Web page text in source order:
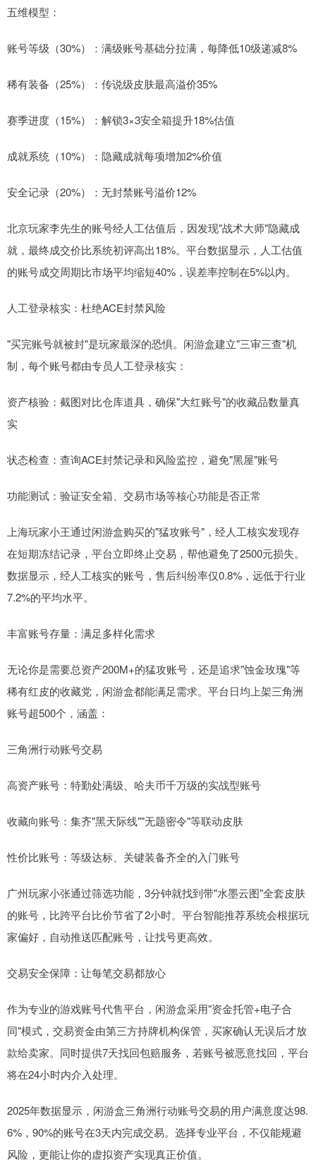
五维模型：
账号等级（30%）：满级账号基础分拉满，每降低10级递减8%
稀有装备（25%）：传说级皮肤最高溢价35%
赛季进度（15%）：解锁3×3安全箱提升18%估值
成就系统（10%）：隐藏成就每项增加2%价值
安全记录（20%）：无封禁账号溢价12%
北京玩家李先生的账号经人工估值后，因发现"战术大师"隐藏成
就，最终成交价比系统初评高出18%。平台数据显示，人工估值
的账号成交周期比市场平均缩短40%，误差率控制在5%以内。
人工登录核实：杜绝ACE封禁风险
"买完账号就被封"是玩家最深的恐惧。闲游盒建立"三审三查"机
制，每个账号都由专员人工登录核实：
资产核验：截图对比仓库道具，确保"大红账号"的收藏品数量真
实
状态检查：查询ACE封禁记录和风险监控，避免"黑屋"账号
功能测试：验证安全箱、交易市场等核心功能是否正常
上海玩家小王通过闲游盒购买的"猛攻账号"，经人工核实发现存
在短期冻结记录，平台立即终止交易，帮他避免了2500元损失。
数据显示，经人工核实的账号，售后纠纷率仅0.8%，远低于行业
7.2%的平均水平。
丰富账号存量：满足多样化需求
无论你是需要总资产200M+的猛攻账号，还是追求"蚀金玫瑰"等
稀有红皮的收藏党，闲游盒都能满足需求。平台日均上架三角洲
账号超500个，涵盖：
三角洲行动账号交易
高资产账号：特勤处满级、哈夫币千万级的实战型账号
收藏向账号：集齐"黑天际线""无题密令"等联动皮肤
性价比账号：等级达标、关键装备齐全的入门账号
广州玩家小张通过筛选功能，3分钟就找到带"水墨云图"全套皮肤
的账号，比跨平台比价节省了2小时。平台智能推荐系统会根据玩
家偏好，自动推送匹配账号，让找号更高效。
交易安全保障：让每笔交易都放心
作为专业的游戏账号代售平台，闲游盒采用"资金托管+电子合
同"模式，交易资金由第三方持牌机构保管，买家确认无误后才放
款给卖家。同时提供7天找回包赔服务，若账号被恶意找回，平台
将在24小时内介入处理。
2025年数据显示，闲游盒三角洲行动账号交易的用户满意度达98.
6%，90%的账号在3天内完成交易。选择专业平台，不仅能规避
风险，更能让你的虚拟资产实现真正价值。